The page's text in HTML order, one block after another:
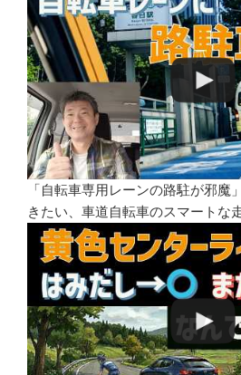
「自転車専用レーンの路駐が邪魔
きたい、車道自転車のスマートな